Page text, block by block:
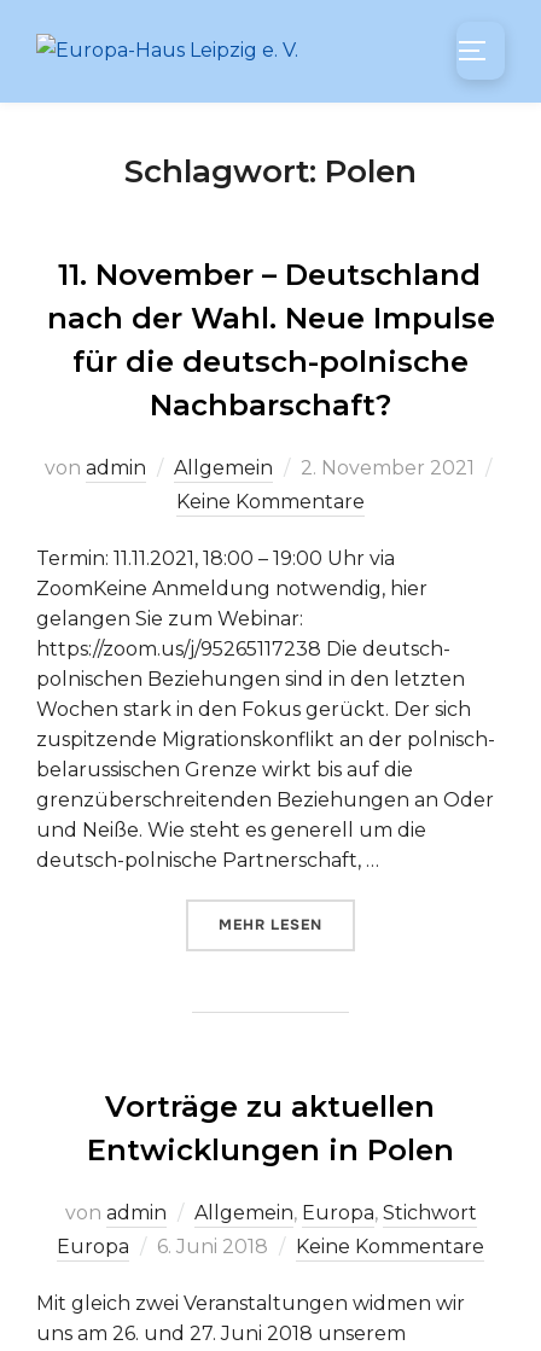
Inhalt
Schlagwort: Polen
11. November – Deutschland
nach der Wahl. Neue Impulse
für die deutsch-polnische
Nachbarschaft?
von admin Allgemein
Veröffentlicht
am
2. November 2021
Keine Kommentare
Termin: 11.11.2021, 18:00 – 19:00 Uhr via
ZoomKeine Anmeldung notwendig, hier
gelangen Sie zum Webinar:
https://zoom.us/j/95265117238 Die deutsch-
polnischen Beziehungen sind in den letzten
Wochen stark in den Fokus gerückt. Der sich
zuspitzende Migrationskonflikt an der polnisch-
belarussischen Grenze wirkt bis auf die
grenzüberschreitenden Beziehungen an Oder
und Neiße. Wie steht es generell um die
deutsch-polnische Partnerschaft, …
MEHR ÜBER „11. NOVEMBER –
LESEN
Vorträge zu aktuellen
Entwicklungen in Polen
von admin Allgemein, Europa, Stichwort
Europa
Veröffentlicht
6. Juni 2018 Keine Kommentare
Mit gleich zwei Veranstaltungen widmen wir
uns am 26. und 27. Juni 2018 unserem